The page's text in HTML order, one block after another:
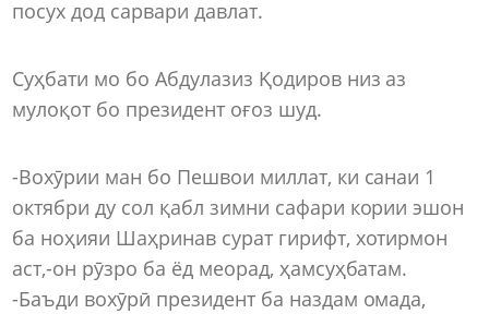
посух дод сарвари давлат.
Суҳбати мо бо Абдулазиз Қодиров низ аз
мулоқот бо президент оғоз шуд.
-Вохӯрии ман бо Пешвои миллат, ки санаи 1
октябри ду сол қабл зимни сафари кории эшон
ба ноҳияи Шаҳринав сурат гирифт, хотирмон
аст,-он рӯзро ба ёд меорад, ҳамсуҳбатам.
-Баъди вохӯрӣ президент ба наздам омада,